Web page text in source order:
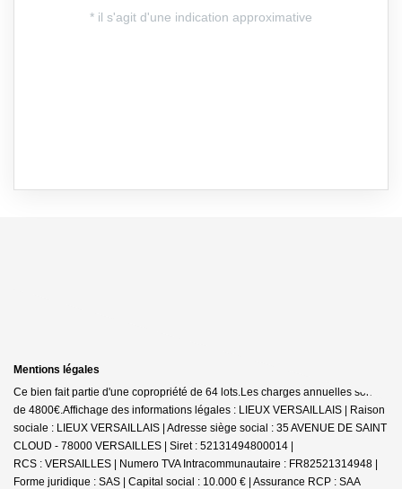
Mentions légales
Ce bien fait partie d'une copropriété de 64 lots.Les charges annuelles sont
de 4800€.Affichage des informations légales : LIEUX VERSAILLAIS | Raison
sociale : LIEUX VERSAILLAIS | Adresse siège social : 35 AVENUE DE SAINT
CLOUD - 78000 VERSAILLES | Siret : 52131494800014 |
RCS : VERSAILLES | Numero TVA Intracommunautaire : FR82521314948 |
Forme juridique : SAS | Capital social : 10.000 € | Assurance RCP : SAA